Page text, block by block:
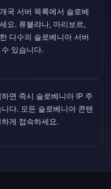
국 서버 목록에서 슬로베
요. 류블랴나, 마리보르,
다수의 슬로베니아 서버
있습니다.
면 즉시 슬로베니아 IP 주
다. 모든 슬로베니아 콘텐
게 접속하세요.